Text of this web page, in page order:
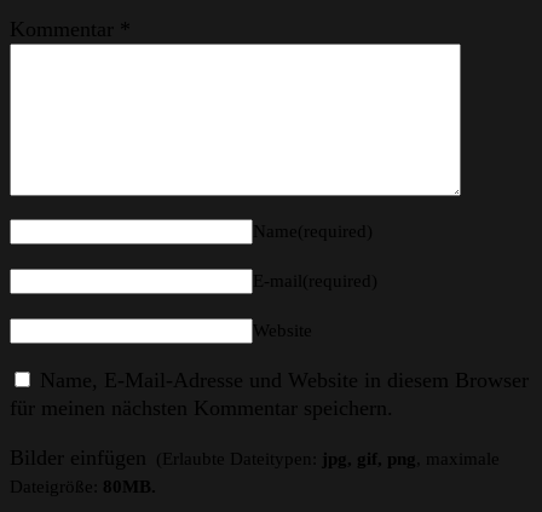
Kommentar *
Name(required)
E-mail(required)
Website
Name, E-Mail-Adresse und Website in diesem Browser
für meinen nächsten Kommentar speichern.
Bilder einfügen (Erlaubte Dateitypen: jpg, gif, png
, maximale
Dateigröße: 80MB.